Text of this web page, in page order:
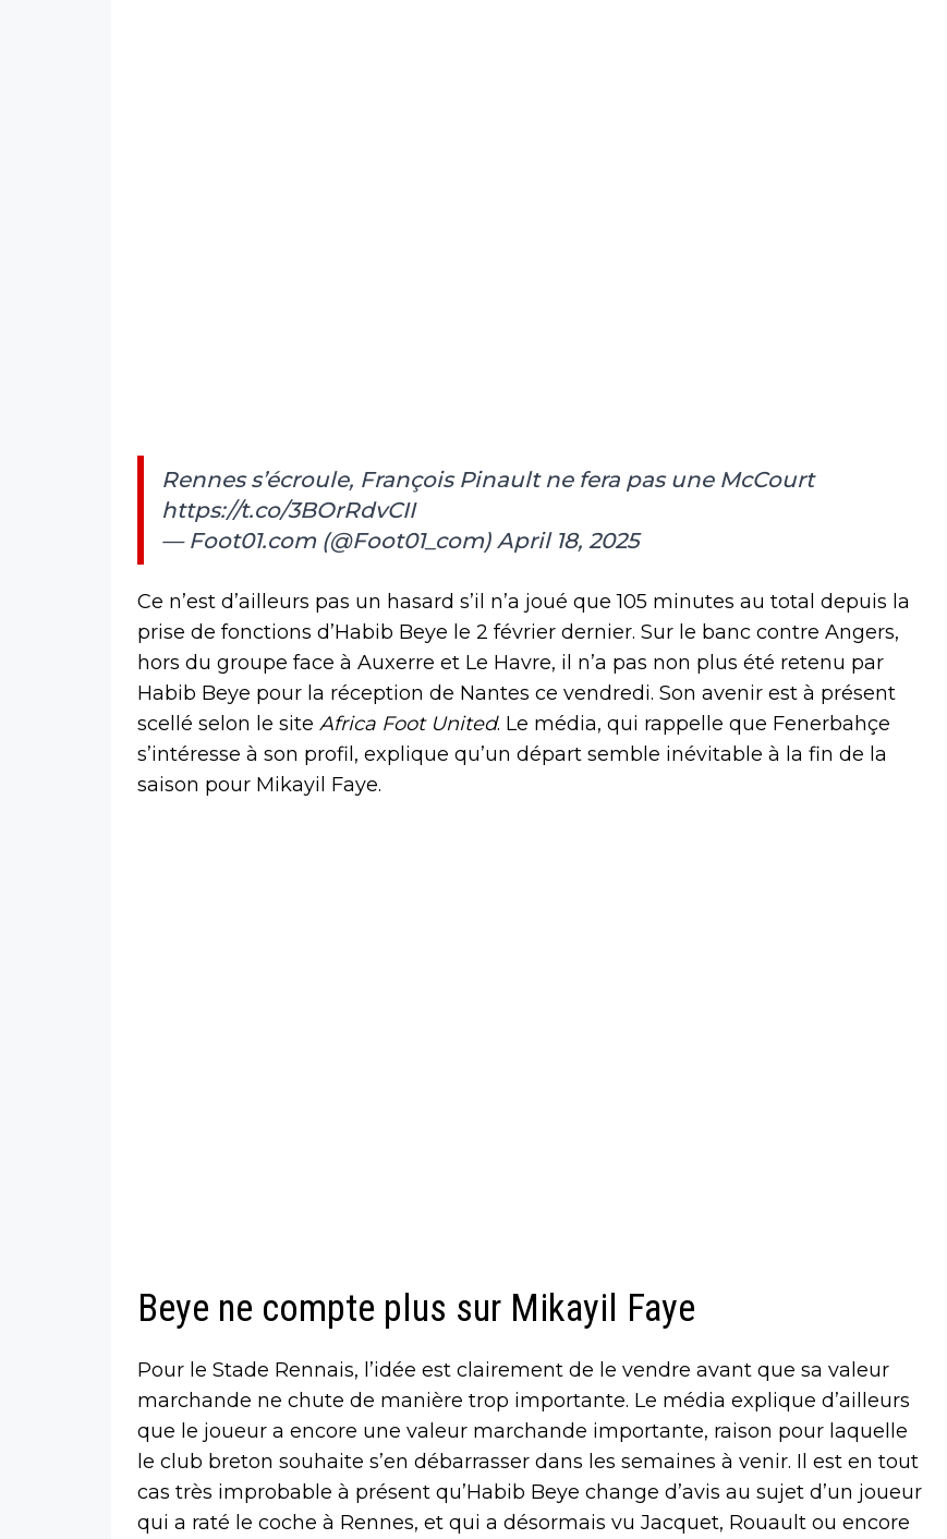
Rennes s’écroule, François Pinault ne fera pas une McCourt
https://t.co/3BOrRdvCII
— Foot01.com (@Foot01_com) April 18, 2025
Ce n’est d’ailleurs pas un hasard s’il n’a joué que 105 minutes au total depuis la
prise de fonctions d’Habib Beye le 2 février dernier. Sur le banc contre Angers,
hors du groupe face à Auxerre et Le Havre, il n’a pas non plus été retenu par
Habib Beye pour la réception de Nantes ce vendredi. Son avenir est à présent
scellé selon le site Africa Foot United. Le média, qui rappelle que Fenerbahçe
s’intéresse à son profil, explique qu’un départ semble inévitable à la fin de la
saison pour Mikayil Faye.
Beye ne compte plus sur Mikayil Faye
Pour le Stade Rennais, l’idée est clairement de le vendre avant que sa valeur
marchande ne chute de manière trop importante. Le média explique d’ailleurs
que le joueur a encore une valeur marchande importante, raison pour laquelle
le club breton souhaite s’en débarrasser dans les semaines à venir. Il est en tout
cas très improbable à présent qu’Habib Beye change d’avis au sujet d’un joueur
qui a raté le coche à Rennes, et qui a désormais vu Jacquet, Rouault ou encore